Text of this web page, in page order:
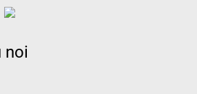
noi